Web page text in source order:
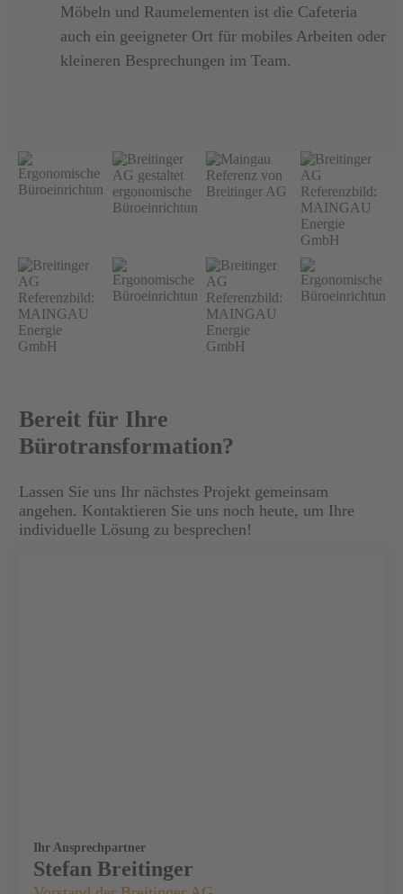
Möbeln und Raumelementen ist die Cafeteria
auch ein geeigneter Ort für mobiles Arbeiten oder
kleineren Besprechungen im Team.
Bereit für Ihre
Bürotransformation?
Lassen Sie uns Ihr nächstes Projekt gemeinsam
angehen. Kontaktieren Sie uns noch heute, um Ihre
individuelle Lösung zu besprechen!
Ihr Ansprechpartner
Stefan Breitinger